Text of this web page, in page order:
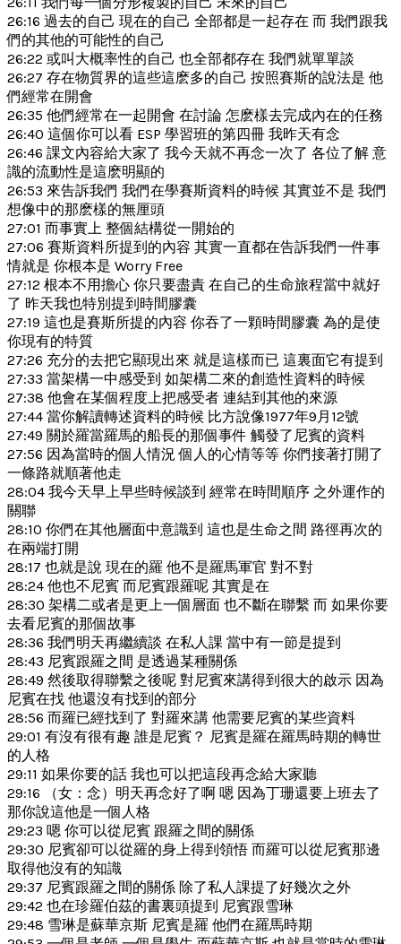
26:16 過去的自己 現在的自己 全部都是一起存在 而 我們跟我
們的其他的可能性的自己
26:22 或叫大概率性的自己 也全部都存在 我們就單單談
26:27 存在物質界的這些這麽多的自己 按照賽斯的說法是 他
們經常在開會
26:35 他們經常在一起開會 在討論 怎麽樣去完成內在的任務
26:40 這個你可以看 ESP 學習班的第四冊 我昨天有念
26:46 課文內容給大家了 我今天就不再念一次了 各位了解 意
識的流動性是這麽明顯的
26:53 來告訴我們 我們在學賽斯資料的時候 其實並不是 我們
想像中的那麽樣的無厘頭
27:01 而事實上 整個結構從一開始的
27:06 賽斯資料所提到的內容 其實一直都在告訴我們一件事
情就是 你根本是 Worry Free
27:12 根本不用擔心 你只要盡責 在自己的生命旅程當中就好
了 昨天我也特別提到時間膠囊
27:19 這也是賽斯所提的內容 你吞了一顆時間膠囊 為的是使
你現有的特質
27:26 充分的去把它顯現出來 就是這樣而已 這裏面它有提到
27:33 當架構一中感受到 如架構二來的創造性資料的時候
27:38 他會在某個程度上把感受者 連結到其他的來源
27:44 當你解讀轉述資料的時候 比方說像1977年9月12號
27:49 關於羅當羅馬的船長的那個事件 觸發了尼賓的資料
27:56 因為當時的個人情況 個人的心情等等 你們接著打開了
一條路就順著他走
28:04 我今天早上早些時候談到 經常在時間順序 之外運作的
關聯
28:10 你們在其他層面中意識到 這也是生命之間 路徑再次的
在兩端打開
28:17 也就是說 現在的羅 他不是羅馬軍官 對不對
28:24 他也不尼賓 而尼賓跟羅呢 其實是在
28:30 架構二或者是更上一個層面 也不斷在聯繫 而 如果你要
去看尼賓的那個故事
28:36 我們明天再繼續談 在私人課 當中有一節是提到
28:43 尼賓跟羅之間 是透過某種關係
28:49 然後取得聯繫之後呢 對尼賓來講得到很大的啟示 因為
尼賓在找 他還沒有找到的部分
28:56 而羅已經找到了 對羅來講 他需要尼賓的某些資料
29:01 有沒有很有趣 誰是尼賓？ 尼賓是羅在羅馬時期的轉世
的人格
29:11 如果你要的話 我也可以把這段再念給大家聽
29:16 （女：念）明天再念好了啊 嗯 因為丁珊還要上班去了
那你說這他是一個人格
29:23 嗯 你可以從尼賓 跟羅之間的關係
29:30 尼賓卻可以從羅的身上得到領悟 而羅可以從尼賓那邊
取得他沒有的知識
29:37 尼賓跟羅之間的關係 除了私人課提了好幾次之外
29:42 也在珍羅伯茲的書裏頭提到 尼賓跟雪琳
29:48 雪琳是蘇華京斯 尼賓是羅 他們在羅馬時期